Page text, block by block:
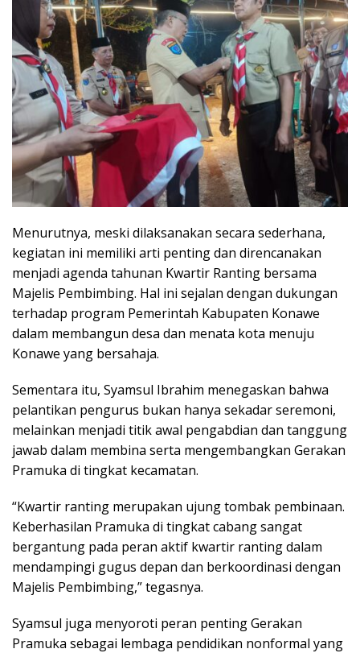
Menurutnya, meski dilaksanakan secara sederhana,
kegiatan ini memiliki arti penting dan direncanakan
menjadi agenda tahunan Kwartir Ranting bersama
Majelis Pembimbing. Hal ini sejalan dengan dukungan
terhadap program Pemerintah Kabupaten Konawe
dalam membangun desa dan menata kota menuju
Konawe yang bersahaja.
Sementara itu, Syamsul Ibrahim menegaskan bahwa
pelantikan pengurus bukan hanya sekadar seremoni,
melainkan menjadi titik awal pengabdian dan tanggung
jawab dalam membina serta mengembangkan Gerakan
Pramuka di tingkat kecamatan.
“Kwartir ranting merupakan ujung tombak pembinaan.
Keberhasilan Pramuka di tingkat cabang sangat
bergantung pada peran aktif kwartir ranting dalam
mendampingi gugus depan dan berkoordinasi dengan
Majelis Pembimbing,” tegasnya.
Syamsul juga menyoroti peran penting Gerakan
Pramuka sebagai lembaga pendidikan nonformal yang